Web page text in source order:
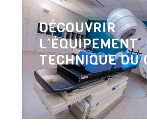
DÉCOUVRIR
L’ÉQUIPEMENT
TECHNIQUE DU